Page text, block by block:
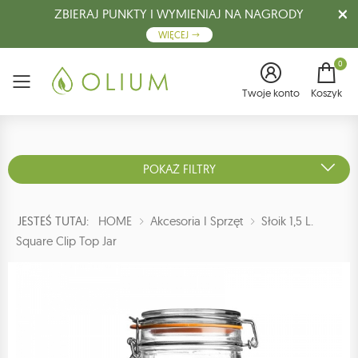
ZBIERAJ PUNKTY I WYMIENIAJ NA NAGRODY
WIĘCEJ
Menu Twoje konto
0
Koszyk
POKAŻ FILTRY
JESTEŚ TUTAJ: HOME Akcesoria I Sprzęt
Słoik 1,5 L.
Square Clip Top Jar